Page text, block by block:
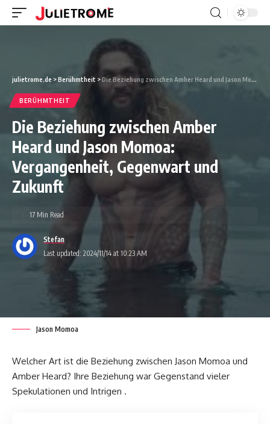
julietrome.de >Berühmtheit >Die Beziehung zwischen Amber Heard und Jason Momoa: Vergangenheit, Gegenwart und Zukunft
BERÜHMTHEIT
Die Beziehung zwischen Amber
Heard und Jason Momoa:
Vergangenheit, Gegenwart und
Zukunft
Last updated: 2024/11/14 at 10:23 AM
Stefan
17 Min Read
Jason Momoa
Welcher Art ist die Beziehung zwischen Jason Momoa und
Amber Heard? Ihre Beziehung war Gegenstand vieler
Spekulationen und Intrigen .